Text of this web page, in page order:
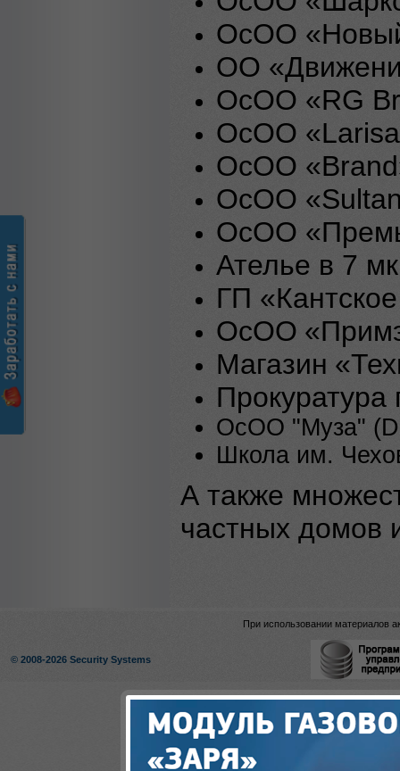
ОсОО
ОО
ОсОО «RG
ОсОО
ОсОО
ОсОО
ОсОО «
Ателье в 7
ГП
ОсОО
Магазин
Прокуратура
ОсОО "Муза"
Школа им.
А также
частных домов
При использовании материалов
© 2008-2026 Security Systems